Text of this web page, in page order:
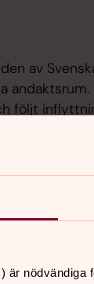
är
av
andaktsrum.
följt
De
De
med nya